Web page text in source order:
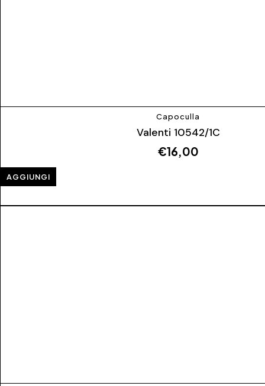
Capoculla
Valenti 10542/1C
€16,00
AGGIUNGI